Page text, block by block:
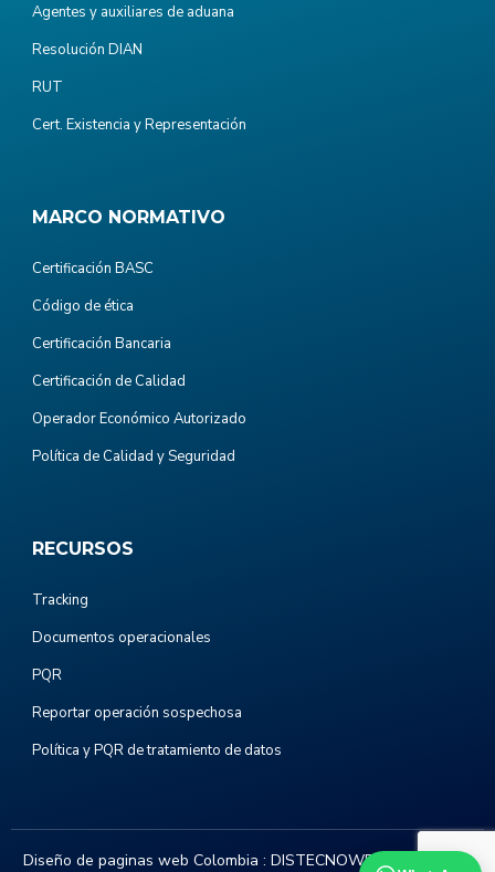
Agentes y auxiliares de aduana
Resolución DIAN
RUT
Cert. Existencia y Representación
MARCO NORMATIVO
Certificación BASC
Código de ética
Certificación Bancaria
Certificación de Calidad
Operador Económico Autorizado
Política de Calidad y Seguridad
RECURSOS
Tracking
Documentos operacionales
PQR
Reportar operación sospechosa
Política y PQR de tratamiento de datos
Diseño de paginas web Colombia : DISTECNOWEB.COM . Todos